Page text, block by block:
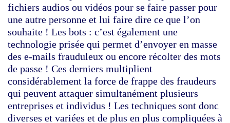
fichiers audios ou vidéos pour se faire passer pour
une autre personne et lui faire dire ce que l’on
souhaite ! Les bots : c’est également une
technologie prisée qui permet d’envoyer en masse
des e-mails frauduleux ou encore récolter des mots
de passe ! Ces derniers multiplient
considérablement la force de frappe des fraudeurs
qui peuvent attaquer simultanément plusieurs
entreprises et individus ! Les techniques sont donc
diverses et variées et de plus en plus compliquées à